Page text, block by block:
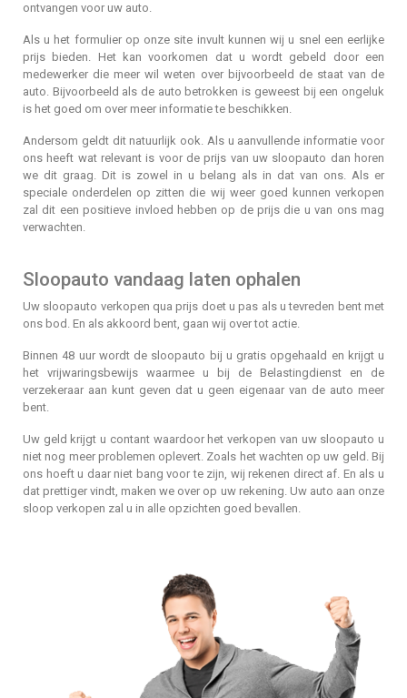
ontvangen voor uw auto.
Als u het formulier op onze site invult kunnen wij u snel een eerlijke
prijs bieden. Het kan voorkomen dat u wordt gebeld door een
medewerker die meer wil weten over bijvoorbeeld de staat van de
auto. Bijvoorbeeld als de auto betrokken is geweest bij een ongeluk
is het goed om over meer informatie te beschikken.
Andersom geldt dit natuurlijk ook. Als u aanvullende informatie voor
ons heeft wat relevant is voor de prijs van uw sloopauto dan horen
we dit graag. Dit is zowel in u belang als in dat van ons. Als er
speciale onderdelen op zitten die wij weer goed kunnen verkopen
zal dit een positieve invloed hebben op de prijs die u van ons mag
verwachten.
Sloopauto vandaag laten ophalen
Uw sloopauto verkopen qua prijs doet u pas als u tevreden bent met
ons bod. En als akkoord bent, gaan wij over tot actie.
Binnen 48 uur wordt de sloopauto bij u gratis opgehaald en krijgt u
het vrijwaringsbewijs waarmee u bij de Belastingdienst en de
verzekeraar aan kunt geven dat u geen eigenaar van de auto meer
bent.
Uw geld krijgt u contant waardoor het verkopen van uw sloopauto u
niet nog meer problemen oplevert. Zoals het wachten op uw geld. Bij
ons hoeft u daar niet bang voor te zijn, wij rekenen direct af. En als u
dat prettiger vindt, maken we over op uw rekening. Uw auto aan onze
sloop verkopen zal u in alle opzichten goed bevallen.